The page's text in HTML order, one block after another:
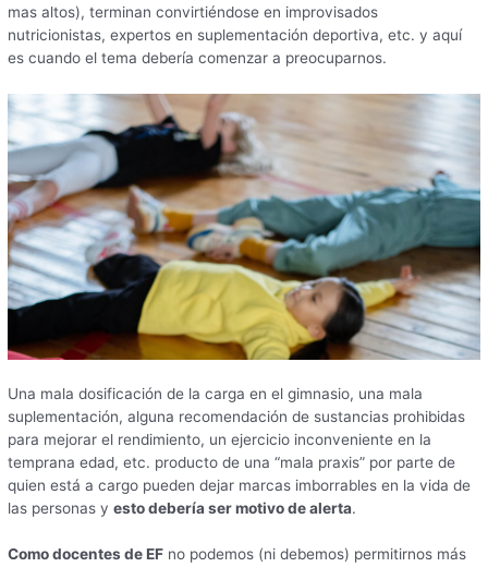
mas altos), terminan convirtiéndose en improvisados
nutricionistas, expertos en suplementación deportiva, etc. y aquí
es cuando el tema debería comenzar a preocuparnos.
Una mala dosificación de la carga en el gimnasio, una mala
suplementación, alguna recomendación de sustancias prohibidas
para mejorar el rendimiento, un ejercicio inconveniente en la
temprana edad, etc. producto de una “mala praxis” por parte de
quien está a cargo pueden dejar marcas imborrables en la vida de
las personas yesto debería ser motivo de alerta.
Como docentes de EF no podemos (ni debemos) permitirnos más